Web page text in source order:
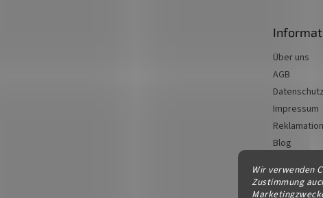
Wir verwenden
Zustimmung
Über uns
AGB
Impressum
Blog